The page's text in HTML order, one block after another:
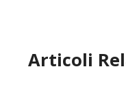
Articoli